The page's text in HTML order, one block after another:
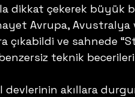
dikkat çekerek büyük
Avrupa, Avustralya
çıkabildi ve sahnede
teknik
devlerinin akıllara